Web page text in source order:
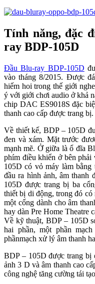
Tính năng, đặc
ray BDP-105D
Đầu Blu-ray BDP-105D
vào tháng 8/2015. Được
hiếm hoi trong thế giới
ý với giới chơi audio ở khả
chip DAC ES9018S đặc
thanh cao cấp được trang bị.
Về thiết kế, BDP – 105D
đen và xám. Mặt trước
mạnh mẽ. Ở giữa là ổ đĩa
phím điều khiển ở bên
105D có vỏ máy làm bằng
đầu ra hình ảnh, âm thanh
105D được trang bị ba
thiết bị di động, trong đó
một cổng dành cho âm
hay dàn Pre Home Theatre
Về kỹ thuật, BDP – 105D
hai phần, một phần
phầnmạch xử lý âm thanh
BDP – 105D được trang bị
ảnh 3 D và âm thanh cao
công nghệ tăng cường tái